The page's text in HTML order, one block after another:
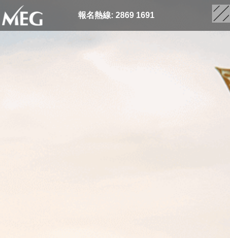
報名熱線: 2869 1691